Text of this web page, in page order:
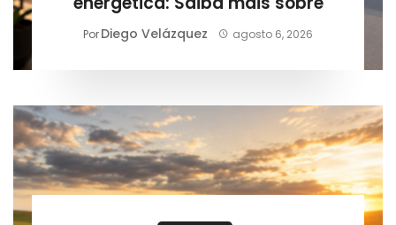
PorDiego Velázquez agosto 6, 2026